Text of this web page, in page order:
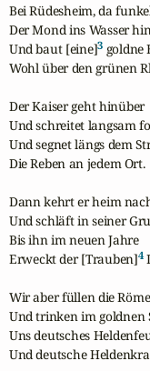
Bei Rüdesheim, da
Der Mond ins Wasser
Und baut [eine]3 goldne
Wohl über den grünen
Der Kaiser geht hinüber
Und schreitet langsam
Und segnet längs dem
Die Reben an jedem Ort.
Dann kehrt er heim
Und schläft in seiner
Bis ihn im neuen Jahre
Erweckt der [Trauben]4
Wir aber füllen die
Und trinken im goldnen
Uns deutsches
Und deutsche